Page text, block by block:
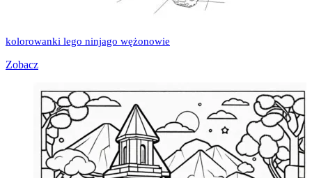
kolorowanki lego ninjago wężonowie
Zobacz